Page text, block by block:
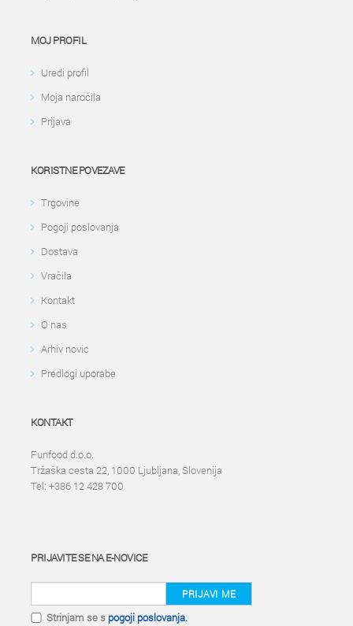
MOJ PROFIL
Uredi profil
Moja naročila
Prijava
KORISTNE POVEZAVE
Trgovine
Pogoji poslovanja
Dostava
Vračila
Kontakt
O nas
Arhiv novic
Predlogi uporabe
KONTAKT
Funfood d.o.o.
Tržaška cesta 22, 1000 Ljubljana, Slovenija
Tel: +386 12 428 700
PRIJAVITE SE NA E-NOVICE
PRIJAVI ME
Strinjam se s pogoji poslovanja.